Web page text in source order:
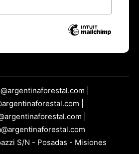
|
|
|
S/N - Posadas - Misiones